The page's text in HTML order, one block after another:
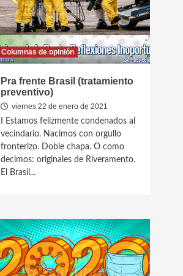
Columnas de opinión
Pra frente Brasil (tratamiento
preventivo)
viernes 22 de enero de 2021
I Estamos felizmente condenados al
vecindario. Nacimos con orgullo
fronterizo. Doble chapa. O como
decimos: originales de Riveramento.
El Brasil...